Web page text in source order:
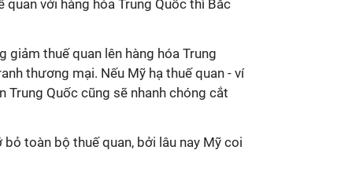
quan với hàng hóa Trung Quốc thì Bắc
giảm thuế quan lên hàng hóa Trung
thương mại. Nếu Mỹ hạ thuế quan - ví
Trung Quốc cũng sẽ nhanh chóng cắt
toàn bộ thuế quan, bởi lâu nay Mỹ coi